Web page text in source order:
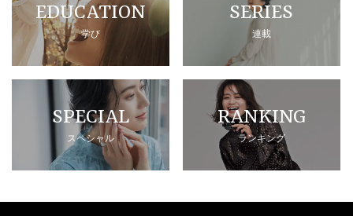
EDUCATION
学び
SERIES
連載
SPECIAL
スペシャル
RANKING
ランキング